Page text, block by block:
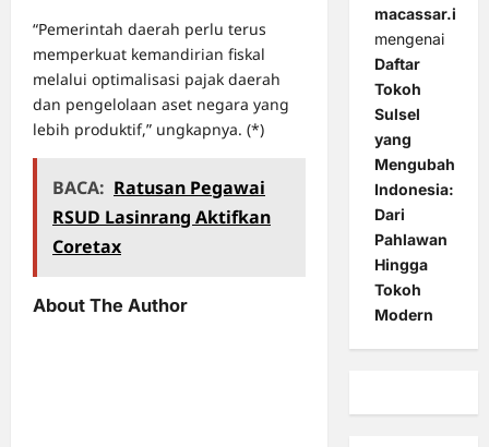
“Pemerintah daerah perlu terus
memperkuat kemandirian fiskal
melalui optimalisasi pajak daerah
dan pengelolaan aset negara yang
lebih produktif,” ungkapnya. (*)
BACA: Ratusan Pegawai
RSUD Lasinrang Aktifkan
Coretax
About The Author
macassar.id
mengenai
Daftar
Tokoh
Sulsel
yang
Mengubah
Indonesia:
Dari
Pahlawan
Hingga
Tokoh
Modern